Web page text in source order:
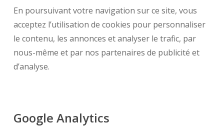
En poursuivant votre navigation sur ce site, vous
acceptez l’utilisation de cookies pour personnaliser
le contenu, les annonces et analyser le trafic, par
nous-même et par nos partenaires de publicité et
d’analyse.
Google Analytics